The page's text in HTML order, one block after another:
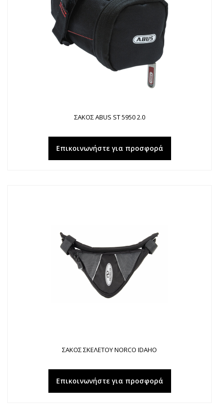
ΣΑΚΟΣ ABUS ST 5950 2.0
Επικοινωνήστε για προσφορά
ΣΑΚΟΣ ΣΚΕΛΕΤΟΥ NORCO IDAHO
Επικοινωνήστε για προσφορά